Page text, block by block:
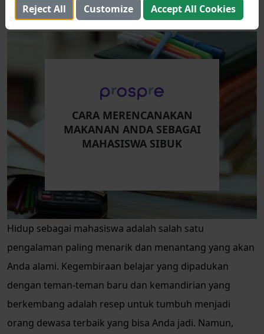
9 Desember 2021 (Diperbarui: 2 Agustus 2025)
CARA MERENCANAKAN
MAKANAN ANDA SEBAGAI
MAHASISWA SIBUK
Hidup sebagai mahasiswa adalah salah satu
pengalaman paling menarik dan menantang yang akan
Anda alami. Kegembiraan belajar yang dipadukan
dengan teman-teman baru dan kemandirian yang
berkembang adalah resep untuk tumbuh menjadi
orang dewasa terbaik yang bisa Anda jadi. Namun,
Reject All Customize Accept All Cookies